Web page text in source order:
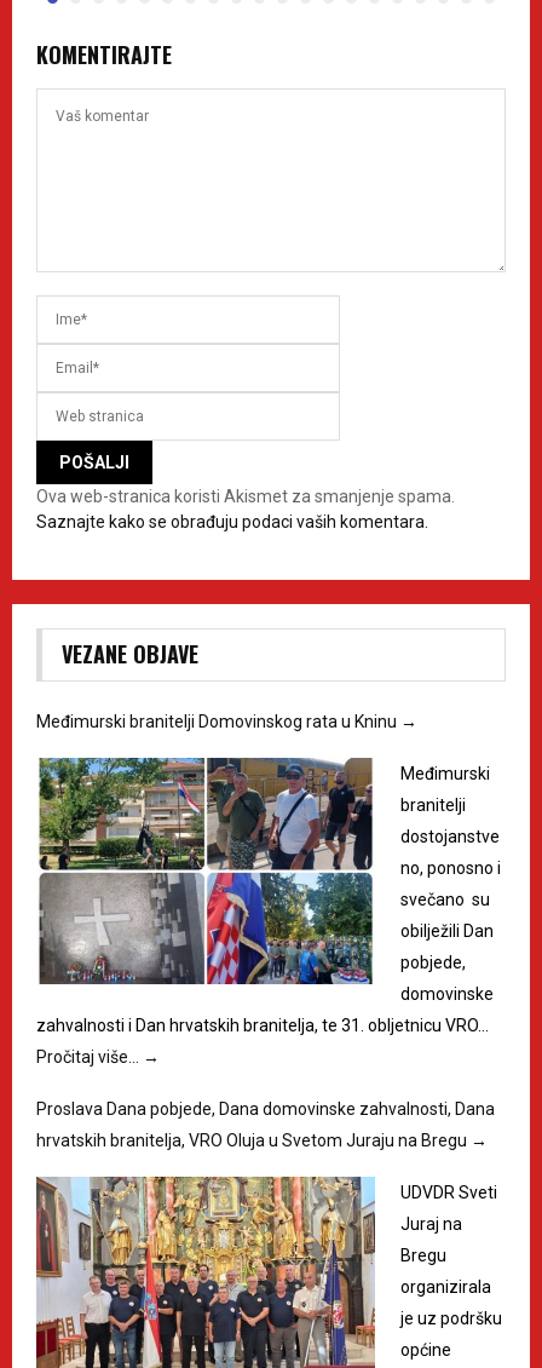
KOMENTIRAJTE
Ova web-stranica koristi Akismet za smanjenje spama.
Saznajte kako se obrađuju podaci vaših komentara.
VEZANE OBJAVE
Međimurski branitelji Domovinskog rata u Kninu →
Međimurski
branitelji
dostojanstve
no, ponosno i
svečano su
obilježili Dan
pobjede,
domovinske
zahvalnosti i Dan hrvatskih branitelja, te 31. obljetnicu VRO…
Pročitaj više…
→
Proslava Dana pobjede, Dana domovinske zahvalnosti, Dana
hrvatskih branitelja, VRO Oluja u Svetom Juraju na Bregu →
UDVDR Sveti
Juraj na
Bregu
organizirala
je uz podršku
općine